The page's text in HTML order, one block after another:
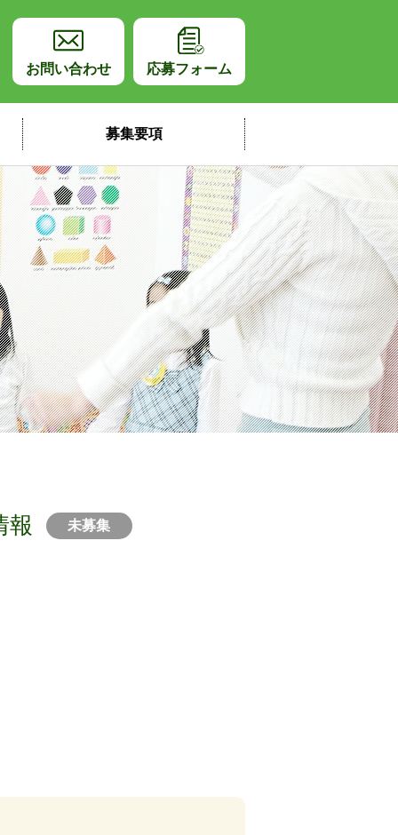
用サイト
お問い合わせ 応募フォーム
募集要項
報 未募集